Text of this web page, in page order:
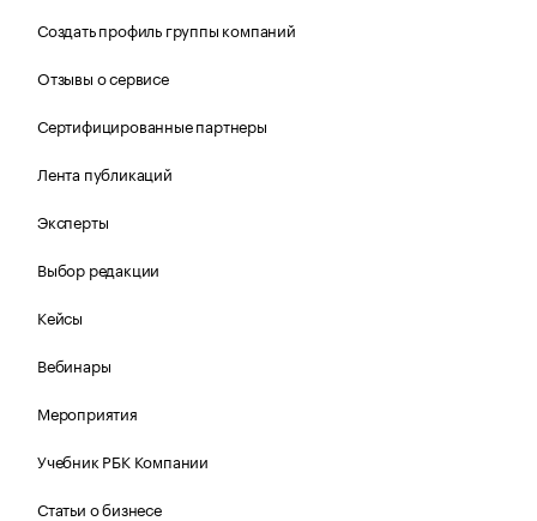
Создать профиль группы компаний
Отзывы о сервисе
Сертифицированные партнеры
Лента публикаций
Эксперты
Выбор редакции
Кейсы
Вебинары
Мероприятия
Учебник РБК Компании
Статьи о бизнесе